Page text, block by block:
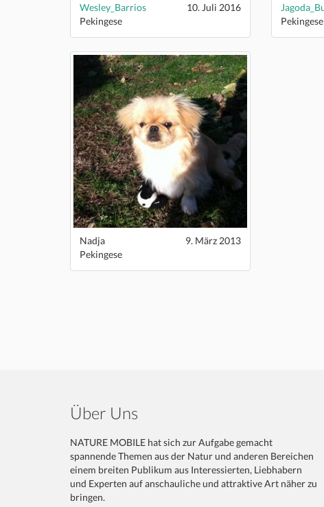
Wesley_Barrios
10. Juli 2016
Pekingese
Pekingese
Nadja
9. März 2013
Pekingese
Über Uns
NATURE MOBILE hat sich zur Aufgabe gemacht
spannende Themen aus der Natur und anderen Bereichen
einem breiten Publikum aus Interessierten, Liebhabern
und Experten auf anschauliche und attraktive Art näher zu
bringen.